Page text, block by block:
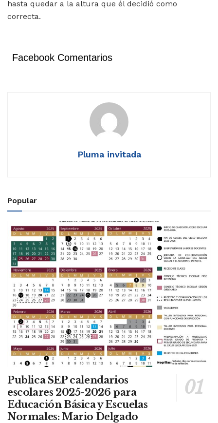
hasta quedar a la altura que él decidió como
correcta.
Facebook Comentarios
Pluma invitada
Popular
Publica SEP calendarios
escolares 2025-2026 para
Educación Básica y Escuelas
Normales: Mario Delgado